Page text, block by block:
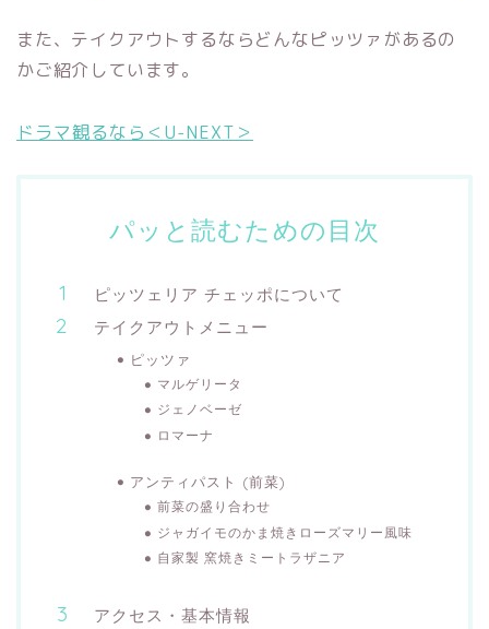
また、テイクアウトするならどんなピッツァがあるの
かご紹介しています。
ドラマ観るなら＜U-NEXT＞
パッと読むための目次
ピッツェリア チェッポについて
テイクアウトメニュー
ピッツァ
マルゲリータ
ジェノベーゼ
ロマーナ
アンティパスト (前菜)
前菜の盛り合わせ
ジャガイモのかま焼きローズマリー風味
自家製 窯焼きミートラザニア
アクセス・基本情報